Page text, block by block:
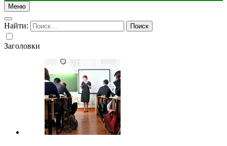
Меню
Найти:
Заголовки